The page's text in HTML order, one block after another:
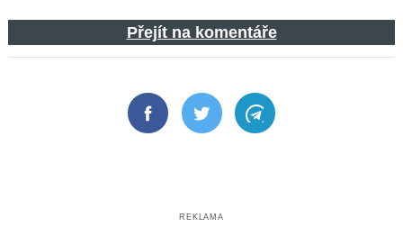
Přejít na komentáře
FacebookTwitter Telegram
REKLAMA